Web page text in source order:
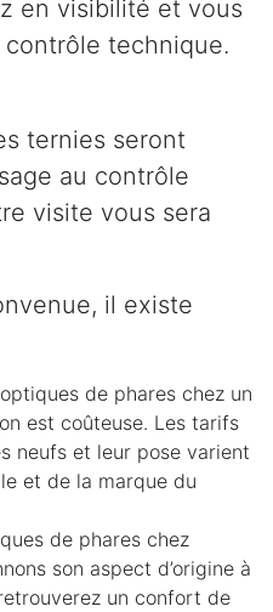
en visibilité et vous
technique.
ternies seront
au contrôle
visite vous sera
il existe
de phares chez un
est coûteuse. Les tarifs
neufs et leur pose varient
et de la marque du
de phares chez
son aspect d’origine à
un confort de